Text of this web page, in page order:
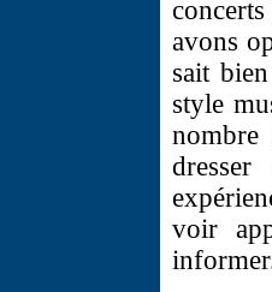
avons
sait
style
voir